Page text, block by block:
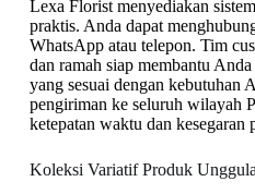
Lexa Florist menyediakan
praktis. Anda dapat
WhatsApp atau telepon. Tim
dan ramah siap membantu
yang sesuai dengan kebutuhan
pengiriman ke seluruh wilayah
ketepatan waktu dan kesegaran
Koleksi Variatif Produk